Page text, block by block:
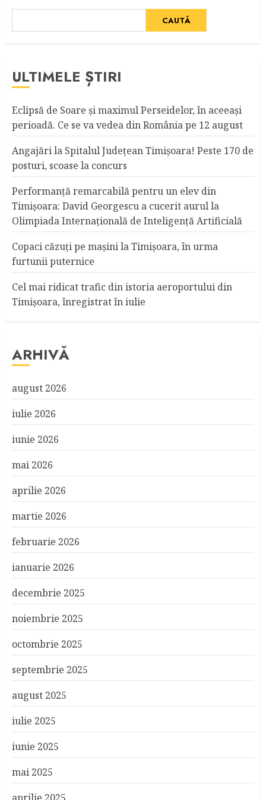
CAUTĂ
ULTIMELE ȘTIRI
Eclipsă de Soare și maximul Perseidelor, în aceeași
perioadă. Ce se va vedea din România pe 12 august
Angajări la Spitalul Judeţean Timişoara! Peste 170 de
posturi, scoase la concurs
Performanță remarcabilă pentru un elev din
Timișoara: David Georgescu a cucerit aurul la
Olimpiada Internațională de Inteligență Artificială
Copaci căzuţi pe maşini la Timişoara, în urma
furtunii puternice
Cel mai ridicat trafic din istoria aeroportului din
Timişoara, înregistrat în iulie
ARHIVĂ
august 2026
iulie 2026
iunie 2026
mai 2026
aprilie 2026
martie 2026
februarie 2026
ianuarie 2026
decembrie 2025
noiembrie 2025
octombrie 2025
septembrie 2025
august 2025
iulie 2025
iunie 2025
mai 2025